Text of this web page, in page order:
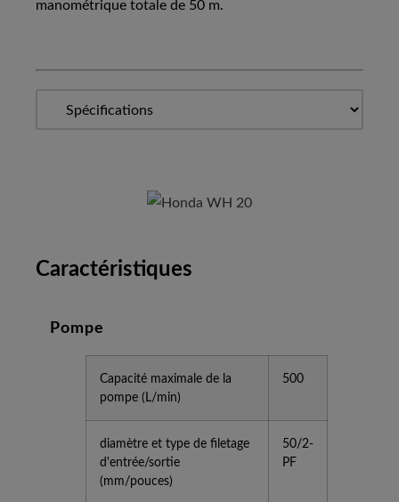
manométrique totale de 50 m.
Caractéristiques
Pompe
Capacité maximale de la
pompe (L/min)
500
diamètre et type de filetage
d'entrée/sortie
(mm/pouces)
50/2-
PF